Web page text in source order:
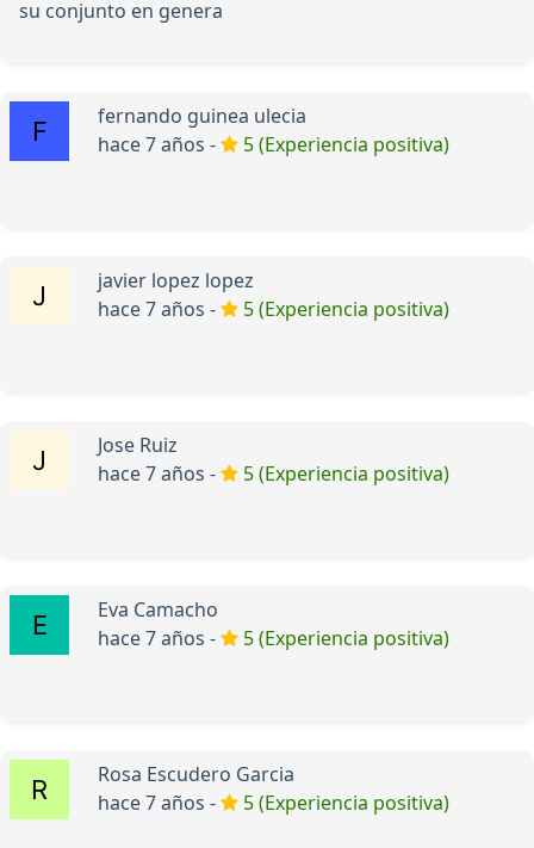
su conjunto en genera
fernando guinea ulecia
hace 7 años -
5 (Experiencia positiva)
javier lopez lopez
hace 7 años -
5 (Experiencia positiva)
Jose Ruiz
hace 7 años -
5 (Experiencia positiva)
Eva Camacho
hace 7 años -
5 (Experiencia positiva)
Rosa Escudero Garcia
hace 7 años -
5 (Experiencia positiva)